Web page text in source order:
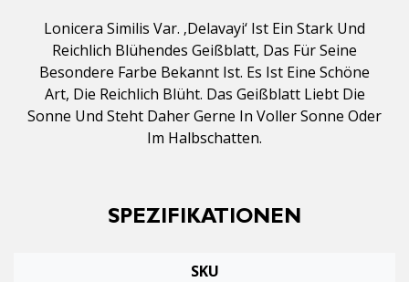
Lonicera Similis Var. ‚Delavayi‘ Ist Ein Stark Und
Reichlich Blühendes Geißblatt, Das Für Seine
Besondere Farbe Bekannt Ist. Es Ist Eine Schöne
Art, Die Reichlich Blüht. Das Geißblatt Liebt Die
Sonne Und Steht Daher Gerne In Voller Sonne Oder
Im Halbschatten.
SPEZIFIKATIONEN
SKU